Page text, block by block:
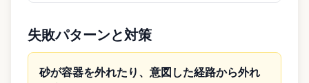
失敗パターンと対策
砂が容器を外れたり、意図した経路から外れ